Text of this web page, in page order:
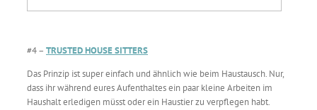
#4 – TRUSTED HOUSE SITTERS
Das Prinzip ist super einfach und ähnlich wie beim Haustausch. Nur,
dass ihr während eures Aufenthaltes ein paar kleine Arbeiten im
Haushalt erledigen müsst oder ein Haustier zu verpflegen habt.